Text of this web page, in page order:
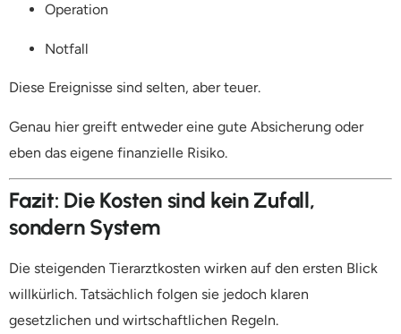
Operation
Notfall
Diese Ereignisse sind selten, aber teuer.
Genau hier greift entweder eine gute Absicherung oder
eben das eigene finanzielle Risiko.
Fazit: Die Kosten sind kein Zufall,
sondern System
Die steigenden Tierarztkosten wirken auf den ersten Blick
willkürlich. Tatsächlich folgen sie jedoch klaren
gesetzlichen und wirtschaftlichen Regeln.